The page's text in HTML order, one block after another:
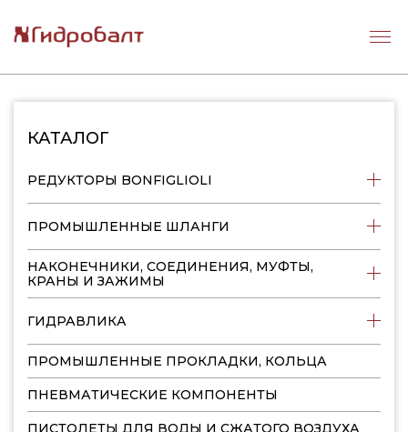
КАТАЛОГ
РЕДУКТОРЫ BONFIGLIOLI
ПРОМЫШЛЕННЫЕ ШЛАНГИ
НАКОНЕЧНИКИ, СОЕДИНЕНИЯ, МУФТЫ,
КРАНЫ И ЗАЖИМЫ
ГИДРАВЛИКА
ПРОМЫШЛЕННЫЕ ПРОКЛАДКИ, КОЛЬЦА
ПНЕВМАТИЧЕСКИЕ КОМПОНЕНТЫ
ПИСТОЛЕТЫ ДЛЯ ВОДЫ И СЖАТОГО ВОЗДУХА